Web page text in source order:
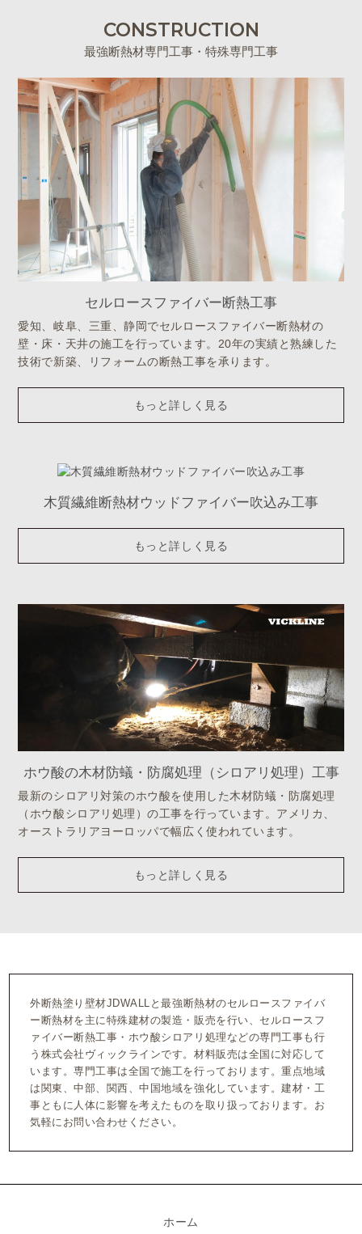
CONSTRUCTION
最強断熱材専門工事・特殊専門工事
セルロースファイバー断熱工事
愛知、岐阜、三重、静岡でセルロースファイバー断熱材の
壁・床・天井の施工を行っています。20年の実績と熟練した
技術で新築、リフォームの断熱工事を承ります。
もっと詳しく見る
木質繊維断熱材ウッドファイバー吹込み工事
もっと詳しく見る
ホウ酸の木材防蟻・防腐処理（シロアリ処理）工事
最新のシロアリ対策のホウ酸を使用した木材防蟻・防腐処理
（ホウ酸シロアリ処理）の工事を行っています。アメリカ、
オーストラリアヨーロッパで幅広く使われています。
もっと詳しく見る
外断熱塗り壁材JDWALLと最強断熱材のセルロースファイバ
ー断熱材を主に特殊建材の製造・販売を行い、セルロースフ
ァイバー断熱工事・ホウ酸シロアリ処理などの専門工事も行
う株式会社ヴィックラインです。材料販売は全国に対応して
います。専門工事は全国で施工を行っております。重点地域
は関東、中部、関西、中国地域を強化しています。建材・工
事ともに人体に影響を考えたものを取り扱っております。お
気軽にお問い合わせください。
ホーム